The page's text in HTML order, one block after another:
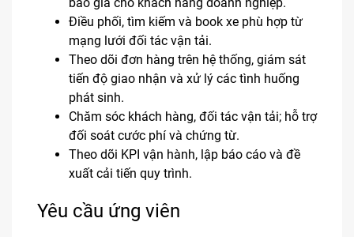
Điều phối, tìm kiếm và book xe phù hợp từ
mạng lưới đối tác vận tải.
Theo dõi đơn hàng trên hệ thống, giám sát
tiến độ giao nhận và xử lý các tình huống
phát sinh.
Chăm sóc khách hàng, đối tác vận tải; hỗ trợ
đối soát cước phí và chứng từ.
Theo dõi KPI vận hành, lập báo cáo và đề
xuất cải tiến quy trình.
Yêu cầu ứng viên